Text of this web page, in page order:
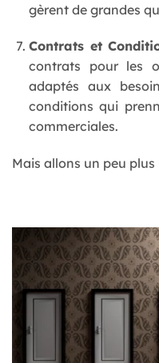
gèrent de grandes
Contrats et
contrats pour les
adaptés aux
conditions qui
commerciales.
Mais allons un peu